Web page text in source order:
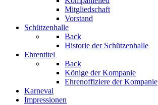
Mitgliedschaft
Vorstand
Schützenhalle
Back
Historie der Schützenhalle
Ehrentitel
Back
Könige der Kompanie
Ehrenoffiziere der Kompanie
Karneval
Impressionen